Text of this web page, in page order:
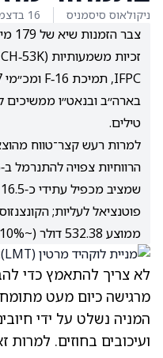
ניקולאוס סיסמניס 16 בדצמבר 2025
בארה״ב ובנאט״ו
טילים.
למרות רעש קצר־טווח
פוטנציאל לעליות;
ממוצע 532.38 דולר (~10% אפסייד).
לא צריך להתאמץ כדי
מרגישה כיום מעט
המניה נשלט על ידי
ועיכובים בחוזים.